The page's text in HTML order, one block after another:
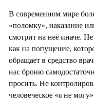
В современном мире
«поломку», наказание
смотрит на неё иначе.
как на попущение,
обращает в средство
нас броню
просить. Не
человеческое «я не